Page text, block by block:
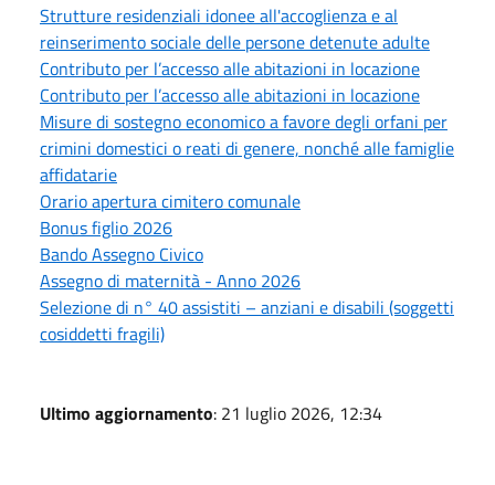
Strutture residenziali idonee all'accoglienza e al
reinserimento sociale delle persone detenute adulte
Contributo per l’accesso alle abitazioni in locazione
Contributo per l’accesso alle abitazioni in locazione
Misure di sostegno economico a favore degli orfani per
crimini domestici o reati di genere, nonché alle famiglie
affidatarie
Orario apertura cimitero comunale
Bonus figlio 2026
Bando Assegno Civico
Assegno di maternità - Anno 2026
Selezione di n° 40 assistiti – anziani e disabili (soggetti
cosiddetti fragili)
Ultimo aggiornamento: 21 luglio 2026, 12:34